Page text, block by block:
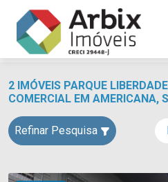
2 IMÓVEIS PARQUE
COMERCIAL EM AMERICANA,
Refinar Pesquisa